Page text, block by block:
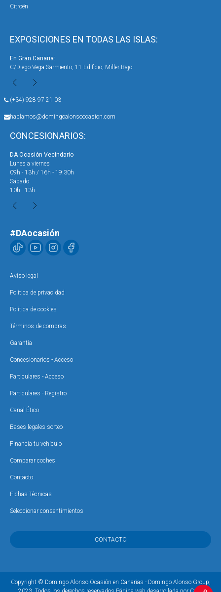
EXPOSICIONES EN TODAS LAS ISLAS:
En Gran Canaria:
C/Diego Vega Sarmiento, 11 Edificio, Miller Bajo
(+34) 928 97 21 03
hablamos@domingoalonsoocasion.com
CONCESIONARIOS:
DA Ocasión Vecindario
Lunes a viernes
09h - 13h / 16h - 19:30h
Sábado
10h - 13h
Citroën
#DAocasión
Aviso legal
Política de privacidad
Política de cookies
Términos de compras
Garantía
Concesionarios - Acceso
Particulares - Acceso
Particulares - Registro
Canal Ético
Bases legales sorteo
Financia tu vehículo
Comparar coches
Contacto
Fichas Técnicas
Seleccionar consentimientos
CONTACTO
Copyright © Domingo Alonso Ocasión en Canarias - Domingo Alonso Group,